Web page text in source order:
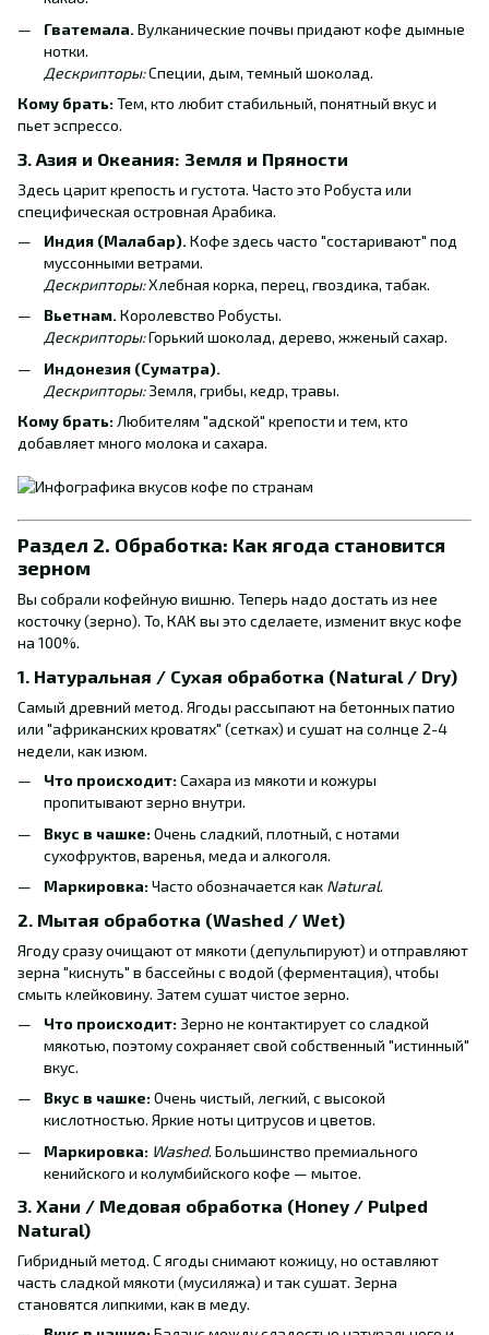
Гватемала. Вулканические почвы придают кофе дымные
нотки.
Дескрипторы:Специи, дым, темный шоколад.
Кому брать:Тем, кто любит стабильный, понятный вкус и
пьет эспрессо.
3. Азия и Океания: Земля и Пряности
Здесь царит крепость и густота. Часто это Робуста или
специфическая островная Арабика.
Индия (Малабар). Кофе здесь часто "состаривают" под
муссонными ветрами.
Дескрипторы:Хлебная корка, перец, гвоздика, табак.
Вьетнам. Королевство Робусты.
Дескрипторы:Горький шоколад, дерево, жженый сахар.
Индонезия (Суматра).
Дескрипторы:Земля, грибы, кедр, травы.
Кому брать:Любителям "адской" крепости и тем, кто
добавляет много молока и сахара.
Раздел 2. Обработка: Как ягода становится
зерном
Вы собрали кофейную вишню. Теперь надо достать из нее
косточку (зерно). То, КАК вы это сделаете, изменит вкус кофе
на 100%.
1. Натуральная / Сухая обработка (Natural / Dry)
Самый древний метод. Ягоды рассыпают на бетонных патио
или "африканских кроватях" (сетках) и сушат на солнце 2-4
недели, как изюм.
Что происходит:Сахара из мякоти и кожуры
пропитывают зерно внутри.
Вкус в чашке:Очень сладкий, плотный, с нотами
сухофруктов, варенья, меда и алкоголя.
Маркировка:Часто обозначается как Natural.
2. Мытая обработка (Washed / Wet)
Ягоду сразу очищают от мякоти (депульпируют) и отправляют
зерна "киснуть" в бассейны с водой (ферментация), чтобы
смыть клейковину. Затем сушат чистое зерно.
Что происходит: Зерно не контактирует со сладкой
мякотью, поэтому сохраняет свой собственный "истинный"
вкус.
Вкус в чашке:Очень чистый, легкий, с высокой
кислотностью. Яркие ноты цитрусов и цветов.
Маркировка: Washed. Большинство премиального
кенийского и колумбийского кофе — мытое.
3. Хани / Медовая обработка (Honey / Pulped
Natural)
Гибридный метод. С ягоды снимают кожицу, но оставляют
часть сладкой мякоти (мусиляжа) и так сушат. Зерна
становятся липкими, как в меду.